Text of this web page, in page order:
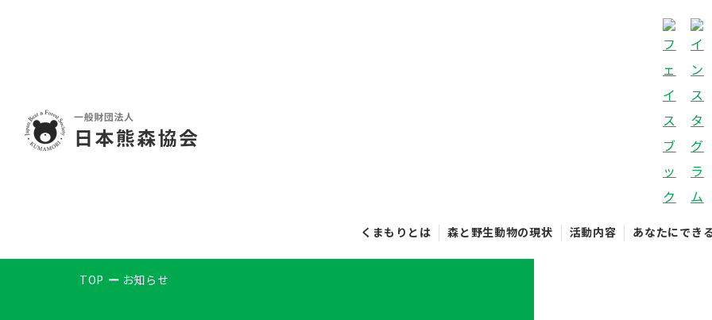
くまもりとは 森と野生動物の現状 活動内容 あなたにでき
TOP お知らせ